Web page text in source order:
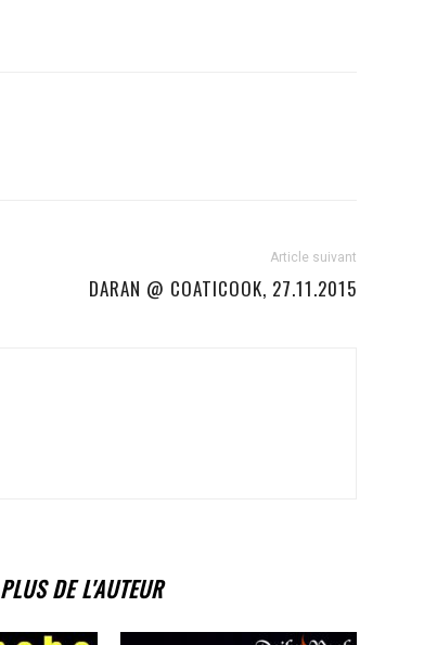
Article suivant
DARAN @ COATICOOK, 27.11.2015
PLUS DE L'AUTEUR